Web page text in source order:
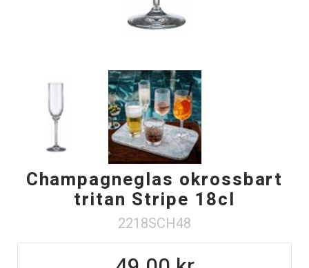
Champagneglas okrossbart
tritan Stripe 18cl
2218SCH48